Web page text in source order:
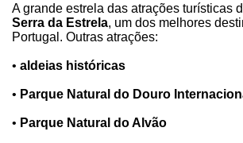
A grande estrela das atrações turísticas
Serra da Estrela, um dos melhores
Portugal. Outras atrações:
• aldeias históricas
• Parque Natural do Douro
• Parque Natural do Alvão